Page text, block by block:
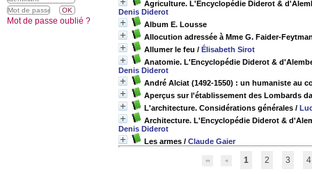
Agriculture. L'Encyclopédie Diderot &
Denis Diderot
Album E. Lousse
Allocution adressée à Mme G. Faider-
Allumer le feu / Élisabeth Sirot
Anatomie. L'Encyclopédie Diderot &
Denis Diderot
André Alciat (1492-1550) : un humaniste au
Aperçus sur l'établissement des Lombards
L'architecture. Considérations générales /
Architecture. L'Encyclopédie Diderot &
Denis Diderot
Les armes / Claude Gaier
1 2 3 4
Mot de passe oublié ?